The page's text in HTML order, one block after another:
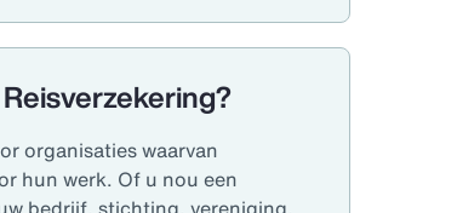
organisaties waarvan
hun werk. Of u nou een